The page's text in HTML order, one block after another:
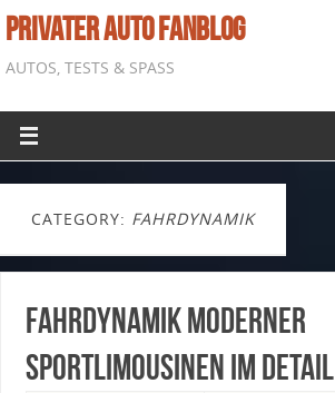
PRIVATER AUTO FANBLOG
AUTOS, TESTS & SPASS
CATEGORY: FAHRDYNAMIK
Fahrdynamik moderner
Sportlimousinen im Detail